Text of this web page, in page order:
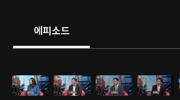
에피소드